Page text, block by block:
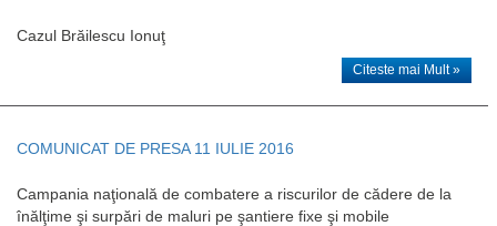
Cazul Brăilescu Ionuţ
Citeste mai Mult »
COMUNICAT DE PRESA 11 IULIE 2016
Campania naţională de combatere a riscurilor de cădere de la
înălţime şi surpări de maluri pe şantiere fixe şi mobile